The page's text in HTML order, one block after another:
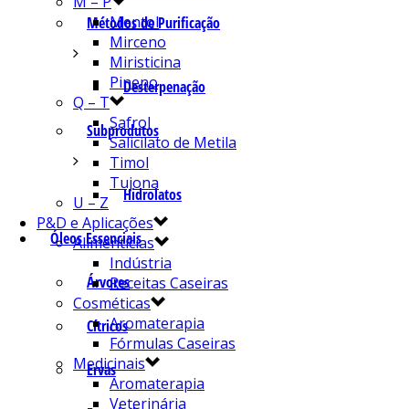
Métodos de Purificação
Desterpenação
Subprodutos
Hidrolatos
Óleos Essenciais
Árvores
Cítricos
Ervas
Mentol
Mirceno
Miristicina
Pineno
Q – T
Safrol
Salicilato de Metila
Timol
Tujona
U – Z
P&D e Aplicações
Alimentícias
Indústria
Receitas Caseiras
Cosméticas
Aromaterapia
Fórmulas Caseiras
Medicinais
Aromaterapia
Veterinária